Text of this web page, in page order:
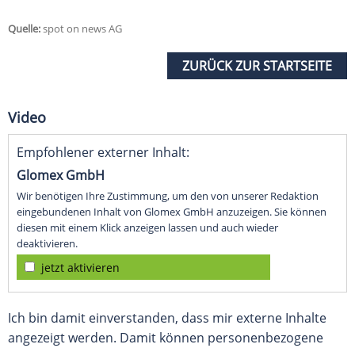
Quelle:spot on news AG
ZURÜCK ZUR STARTSEITE
Video
Empfohlener externer Inhalt:
Glomex GmbH
Wir benötigen Ihre Zustimmung, um den von unserer Redaktion
eingebundenen Inhalt von Glomex GmbH anzuzeigen. Sie können
diesen mit einem Klick anzeigen lassen und auch wieder
deaktivieren.
jetzt aktivieren
Ich bin damit einverstanden, dass mir externe Inhalte
angezeigt werden. Damit können personenbezogene